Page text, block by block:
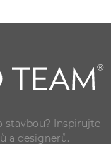
stavbou? Inspirujte
a designerů.